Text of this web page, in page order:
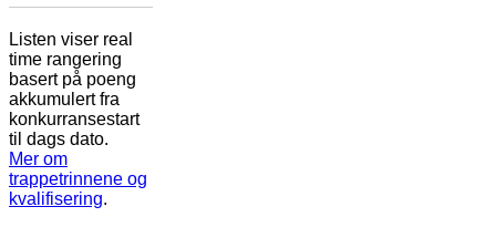
Listen viser real
time rangering
basert på poeng
akkumulert fra
konkurransestart
til dags dato.
Mer om
trappetrinnene og
kvalifisering.